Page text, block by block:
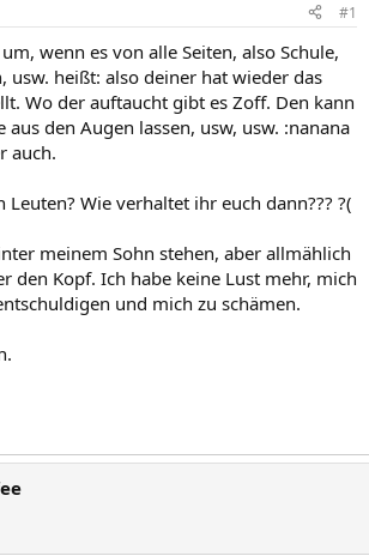
#1
wenn es von alle Seiten, also Schule,
usw. heißt: also deiner hat wieder das
Wo der auftaucht gibt es Zoff. Den kann
aus den Augen lassen, usw, usw. :nanana
auch.
Leuten? Wie verhaltet ihr euch dann??? ?(
meinem Sohn stehen, aber allmählich
den Kopf. Ich habe keine Lust mehr, mich
und mich zu schämen.